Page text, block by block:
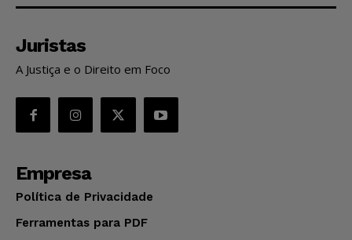
Juristas
A Justiça e o Direito em Foco
Empresa
Política de Privacidade
Ferramentas para PDF